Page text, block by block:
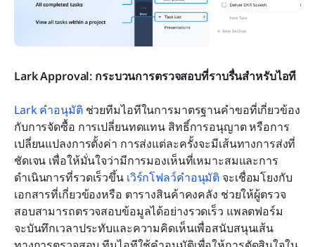
Lark Approval: กระบวนการตรวจสอบที่ราบรื่นสำหรับไอที
Lark คำอนุมัติ ช่วยทีมไอทีในการมาตรฐานคำขอที่เกี่ยวข้อง
กับการจัดซื้อ การเปลี่ยนทดแทน สิทธิ์การอนุญาต หรือการ
เปลี่ยนแปลงการตั้งค่า การส่งแต่ละครั้งจะมีเส้นทางการส่งที่
ชัดเจน เพื่อให้มั่นใจว่ามีการมองเห็นที่เหมาะสมและการ
ดำเนินการที่รวดเร็วขึ้น เวิร์กโฟลว์คำอนุมัติ จะเชื่อมโยงกับ
เอกสารที่เกี่ยวข้องหรือ ตารางสินค้าคงคลัง ช่วยให้ผู้ตรวจ
สอบสามารถตรวจสอบข้อมูลได้อย่างรวดเร็ว แพลตฟอร์ม
จะบันทึกเวลาประทับและความคิดเห็นเพื่อสนับสนุนเส้น